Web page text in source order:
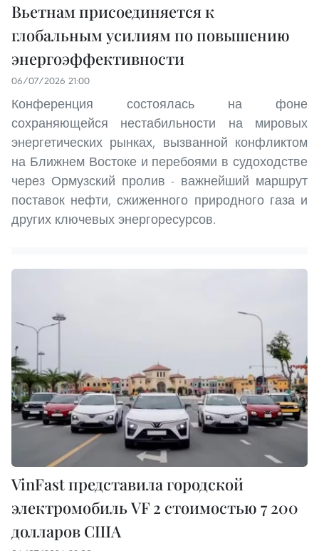
Вьетнам присоединяется к
глобальным усилиям по повышению
энергоэффективности
06/07/2026 21:00
Конференция состоялась на фоне
сохраняющейся нестабильности на мировых
энергетических рынках, вызванной конфликтом
на Ближнем Востоке и перебоями в судоходстве
через Ормузский пролив - важнейший маршрут
поставок нефти, сжиженного природного газа и
других ключевых энергоресурсов.
VinFast представила городской
электромобиль VF 2 стоимостью 7 200
долларов США